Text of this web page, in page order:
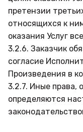
претензии
относящихся к
оказания Услуг
3.2.6. Заказчик
согласие
Произведения в
3.2.7. Иные права,
определяются